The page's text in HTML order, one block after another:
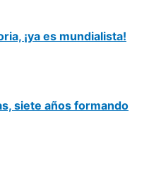
¡ya es mundialista!
siete años formando